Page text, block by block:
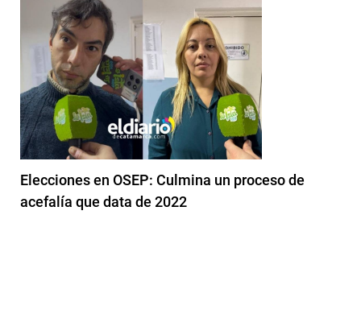
Elecciones en OSEP: Culmina un proceso de
acefalía que data de 2022